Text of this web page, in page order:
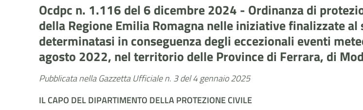
Ocdpc n. 1.116 del 6 dicembre 2024 - Ordinanza di
della Regione Emilia Romagna nelle iniziative finalizzate
determinatasi in conseguenza degli eccezionali eventi
agosto 2022, nel territorio delle Province di Ferrara, di
Pubblicata nella Gazzetta Ufficiale n. 3 del 4 gennaio 2025
IL CAPO DELDIPARTIMENTO DELLA PROTEZIONE CIVILE